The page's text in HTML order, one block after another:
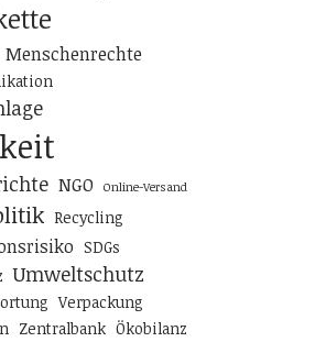
Menschenrechte
NGO Online-Versand
Recycling
SDGs
Umweltschutz
Verpackung
Zentralbank Ökobilanz